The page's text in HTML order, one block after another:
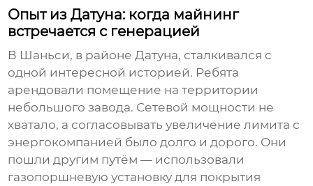
Опыт из Датуна: когда майнинг
встречается с генерацией
В Шаньси, в районе Датуна, сталкивался с
одной интересной историей. Ребята
арендовали помещение на территории
небольшого завода. Сетевой мощности не
хватало, а согласовывать увеличение лимита с
энергокомпанией было долго и дорого. Они
пошли другим путём — использовали
газопоршневую установку для покрытия